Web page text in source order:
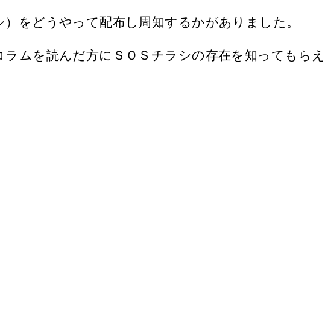
）をどうやって配布し周知するかがありました。
ラムを読んだ方にＳＯＳチラシの存在を知ってもら